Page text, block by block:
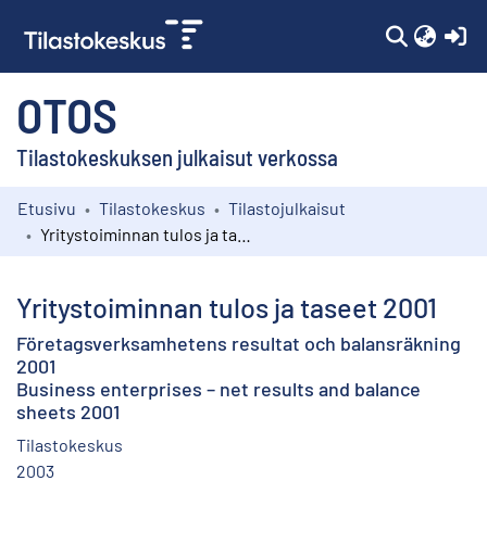
OTOS
Tilastokeskuksen julkaisut verkossa
Kokoelmat
Etusivu Tilastokeskus
Tilastojulkaisut
Yritystoiminnan tulos ja taseet 2001
Företagsverksamhetens resultat och balansräkning
2001
Business enterprises – net results and balance
sheets 2001
Tilastokeskus
2003